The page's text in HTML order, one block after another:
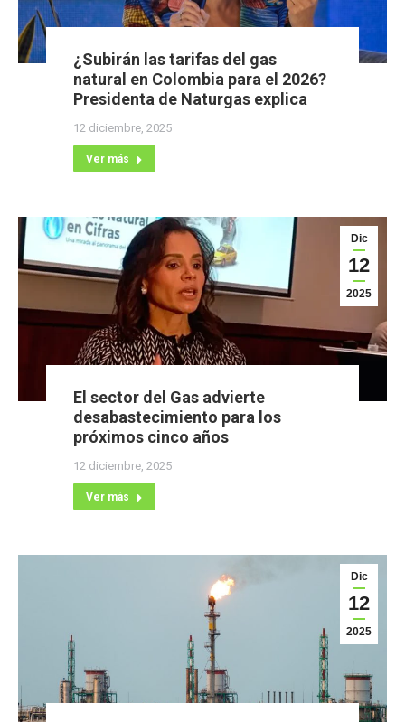
¿Subirán las tarifas del gas
natural en Colombia para el 2026?
Presidenta de Naturgas explica
12 diciembre, 2025
Ver más
Dic
12
2025
El sector del Gas advierte
desabastecimiento para los
próximos cinco años
12 diciembre, 2025
Ver más
Dic
12
2025